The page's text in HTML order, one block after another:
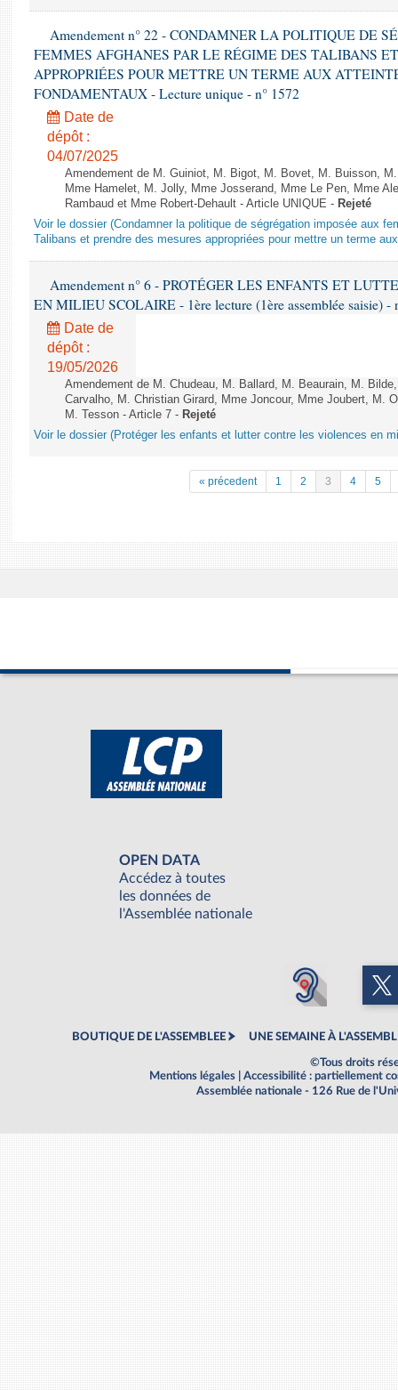
Amendement n° 22 - CONDAMNER LA POLITIQUE DE
FEMMES AFGHANES PAR LE RÉGIME DES TALIBANS
APPROPRIÉES POUR METTRE UN TERME AUX
FONDAMENTAUX - Lecture unique - n° 1572
Date de
dépôt :
04/07/2025
Amendement de M. Guiniot, M. Bigot, M. Bovet, M. Buisson,
Mme Hamelet, M. Jolly, Mme Josserand, Mme Le Pen, Mme
Rambaud et Mme Robert-Dehault - Article UNIQUE - Rejeté
Voir le dossier (Condamner la politique de ségrégation imposée aux
Talibans et prendre des mesures appropriées pour mettre un terme
Amendement n° 6 - PROTÉGER LES ENFANTS ET
EN MILIEU SCOLAIRE - 1ère lecture (1ère assemblée saisie) -
Date de
dépôt :
19/05/2026
Amendement de M. Chudeau, M. Ballard, M. Beaurain, M.
Carvalho, M. Christian Girard, Mme Joncour, Mme Joubert, M.
M. Tesson - Article 7 - Rejeté
Voir le dossier (Protéger les enfants et lutter contre les violences en
« précedent 1 2 3 4 5
OPEN DATA
Accédez à toutes
les données de
l'Assemblée nationale
BOUTIQUE DE L'ASSEMBLEE UNE SEMAINE À
©Tous droits
Mentions légales
Accessibilité : partiellement
Assemblée nationale - 126 Rue de